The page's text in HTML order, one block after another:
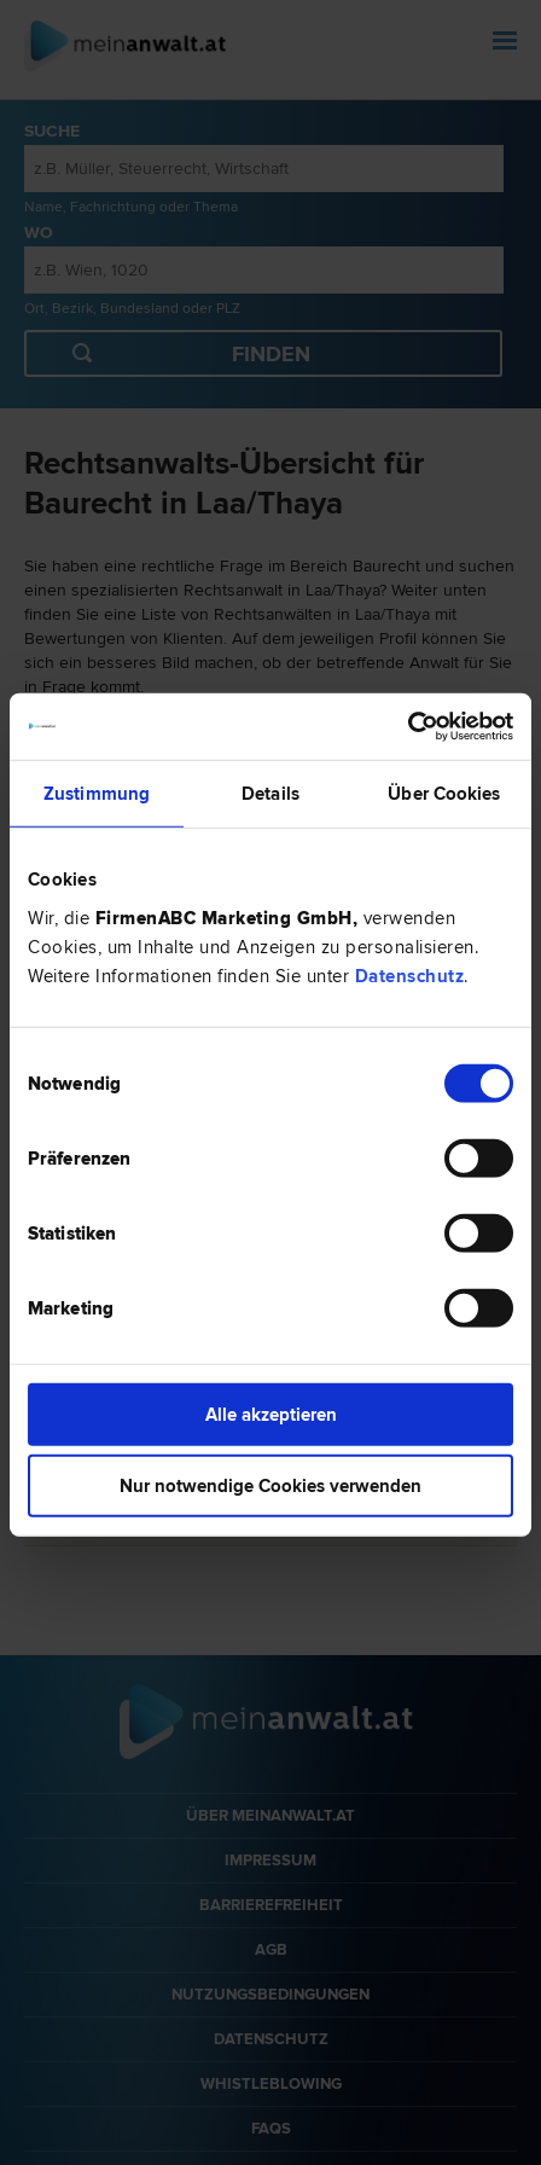
Zustimmung Details Über Cookies
Cookies
Wir, die FirmenABC Marketing GmbH, verwenden
Cookies, um Inhalte und Anzeigen zu personalisieren.
Weitere Informationen finden Sie unter Datenschutz.
Notwendig
Präferenzen
Statistiken
Marketing
Alle akzeptieren
Nur notwendige Cookies verwenden
SUCHE
Name, Fachrichtung oder Thema
WO
Ort, Bezirk, Bundesland oder PLZ
Rechtsanwalts-Übersicht für
Baurecht in Laa/Thaya
Sie haben eine rechtliche Frage im Bereich Baurecht und suchen
einen spezialisierten Rechtsanwalt in Laa/Thaya? Weiter unten
finden Sie eine Liste von Rechtsanwälten in Laa/Thaya mit
Bewertungen von Klienten. Auf dem jeweiligen Profil können Sie
sich ein besseres Bild machen, ob der betreffende Anwalt für Sie
in Frage kommt.
Falls Sie einen Rechtsanwalt in Laa/Thaya mit einer anderen
Spezialisierung als Baurecht suchen, finden Sie hier eine weitere
Auswahl von Rechtsbereichen:
Baurecht in Laa/Thaya
Mag. Thomas STENITZER
1 Bewertung
ÜBER MEINANWALT.AT
IMPRESSUM
BARRIEREFREIHEIT
AGB
NUTZUNGSBEDINGUNGEN
DATENSCHUTZ
WHISTLEBLOWING
FAQS